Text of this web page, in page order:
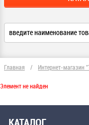
Главная / Интернет-магазин
Элемент не найден
КАТАЛОГ